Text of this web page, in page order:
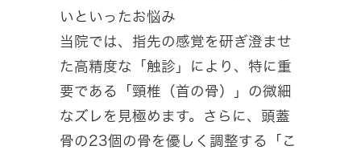
いといったお悩み
当院では、指先の感覚を研ぎ澄ませ
た高精度な「触診」により、特に重
要である「頸椎（首の骨）」の微細
なズレを見極めます。さらに、頭蓋
骨の23個の骨を優しく調整する「こ